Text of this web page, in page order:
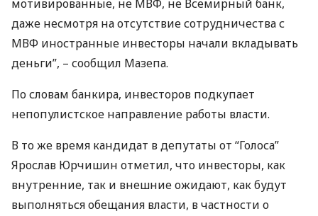
мотивированные, не МВФ, не Всемирный банк,
даже несмотря на отсутствие сотрудничества с
МВФ иностранные инвесторы начали вкладывать
деньги”, – сообщил Мазепа.
По словам банкира, инвесторов подкупает
непопулистское направление работы власти.
В то же время кандидат в депутаты от “Голоса”
Ярослав Юрчишин отметил, что инвесторы, как
внутренние, так и внешние ожидают, как будут
выполняться обещания власти, в частности о